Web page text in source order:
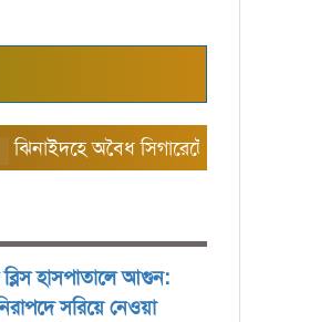
অবৈধ সিগারেটের বাজার তৈরি
ব্লিস হাসপাতালে আগুন:
সরিয়ে নেওয়া